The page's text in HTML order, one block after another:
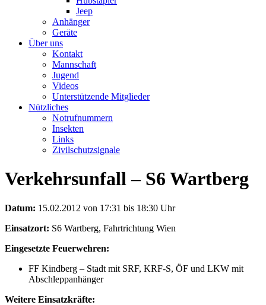
Jeep
Anhänger
Geräte
Über uns
Kontakt
Mannschaft
Jugend
Videos
Unterstützende Mitglieder
Nützliches
Notrufnummern
Insekten
Links
Zivilschutzsignale
Verkehrsunfall – S6 Wartberg
Datum: 15.02.2012 von 17:31 bis 18:30 Uhr
Einsatzort: S6 Wartberg, Fahrtrichtung Wien
Eingesetzte Feuerwehren:
FF Kindberg – Stadt mit SRF, KRF-S, ÖF und LKW mit
Abschleppanhänger
Weitere Einsatzkräfte: